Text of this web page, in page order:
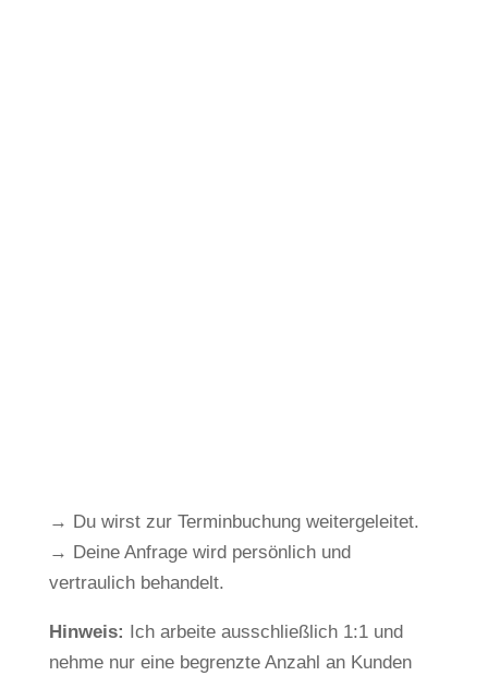
→ Du wirst zur Terminbuchung weitergeleitet.
→ Deine Anfrage wird persönlich und
vertraulich behandelt.
Hinweis: Ich arbeite ausschließlich 1:1 und
nehme nur eine begrenzte Anzahl an Kunden